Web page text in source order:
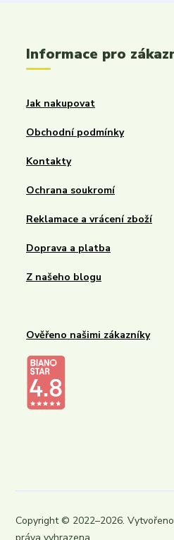
Informace pro
Jak nakupovat
Obchodní podmínky
Kontakty
Ochrana soukromí
Reklamace a vrácení zboží
Doprava a platba
Z našeho blogu
Ověřeno našimi zákazníky
Copyright © 2022–2026.